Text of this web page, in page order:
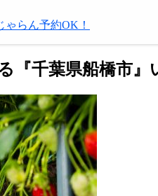
らん予約OK！
『千葉県船橋市